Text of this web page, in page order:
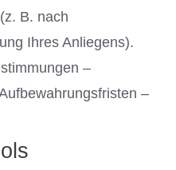
B. nach
Ihres Anliegens).
–
–